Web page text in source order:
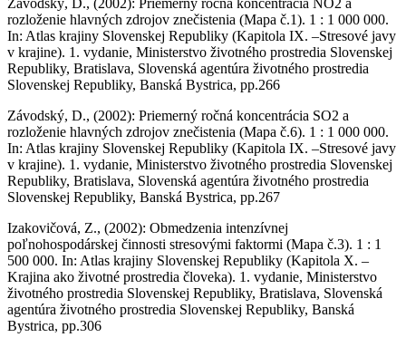
Závodský, D., (2002): Priemerný ročná koncentrácia NO2 a
rozloženie hlavných zdrojov znečistenia (Mapa č.1). 1 : 1 000 000.
In: Atlas krajiny Slovenskej Republiky (Kapitola IX. –Stresové javy
v krajine). 1. vydanie, Ministerstvo životného prostredia Slovenskej
Republiky, Bratislava, Slovenská agentúra životného prostredia
Slovenskej Republiky, Banská Bystrica, pp.266
Závodský, D., (2002): Priemerný ročná koncentrácia SO2 a
rozloženie hlavných zdrojov znečistenia (Mapa č.6). 1 : 1 000 000.
In: Atlas krajiny Slovenskej Republiky (Kapitola IX. –Stresové javy
v krajine). 1. vydanie, Ministerstvo životného prostredia Slovenskej
Republiky, Bratislava, Slovenská agentúra životného prostredia
Slovenskej Republiky, Banská Bystrica, pp.267
Izakovičová, Z., (2002): Obmedzenia intenzívnej
poľnohospodárskej činnosti stresovými faktormi (Mapa č.3). 1 : 1
500 000. In: Atlas krajiny Slovenskej Republiky (Kapitola X. –
Krajina ako životné prostredia človeka). 1. vydanie, Ministerstvo
životného prostredia Slovenskej Republiky, Bratislava, Slovenská
agentúra životného prostredia Slovenskej Republiky, Banská
Bystrica, pp.306